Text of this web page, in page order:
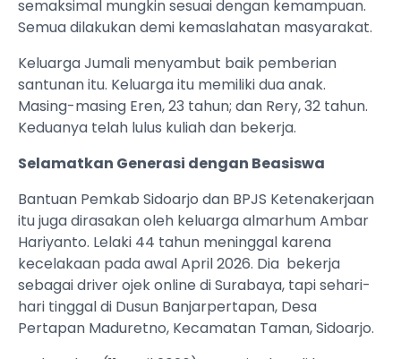
semaksimal mungkin sesuai dengan kemampuan.
Semua dilakukan demi kemaslahatan masyarakat.
Keluarga Jumali menyambut baik pemberian
santunan itu. Keluarga itu memiliki dua anak.
Masing-masing Eren, 23 tahun; dan Rery, 32 tahun.
Keduanya telah lulus kuliah dan bekerja.
Selamatkan Generasi dengan Beasiswa
Bantuan Pemkab Sidoarjo dan BPJS Ketenakerjaan
itu juga dirasakan oleh keluarga almarhum Ambar
Hariyanto. Lelaki 44 tahun meninggal karena
kecelakaan pada awal April 2026. Dia bekerja
sebagai driver ojek online di Surabaya, tapi sehari-
hari tinggal di Dusun Banjarpertapan, Desa
Pertapan Maduretno, Kecamatan Taman, Sidoarjo.